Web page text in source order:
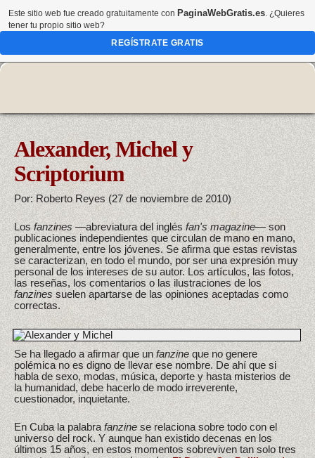
Alexander, Michel y
Scriptorium
Por: Roberto Reyes (27 de noviembre de 2010)
Los fanzines—abreviatura del inglésfan's magazine— son
publicaciones independientes que circulan de mano en mano,
generalmente, entre los jóvenes. Se afirma que estas revistas
se caracterizan, en todo el mundo, por ser una expresión muy
personal de los intereses de su autor. Los artículos, las fotos,
las reseñas, los comentarios o las ilustraciones de los
fanzinessuelen apartarse de las opiniones aceptadas como
correctas.
Se ha llegado a afirmar que unfanzine que no genere
polémica no es digno de llevar ese nombre. De ahí que si
habla de sexo, modas, música, deporte y hasta misterios de
la humanidad, debe hacerlo de modo irreverente,
cuestionador, inquietante.
En Cuba la palabrafanzinese relaciona sobre todo con el
universo del rock. Y aunque han existido decenas en los
últimos 15 años, en estos momentos sobreviven tan solo tres
Este sitio web fue creado gratuitamente con PaginaWebGratis.es. ¿Quieres
tener tu propio sitio web?
REGÍSTRATE GRATIS